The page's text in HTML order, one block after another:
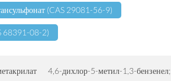
(CAS 29081-56-9)
68391-08-2)
4,6-дихлор-5-метил-1,3-бензенел;